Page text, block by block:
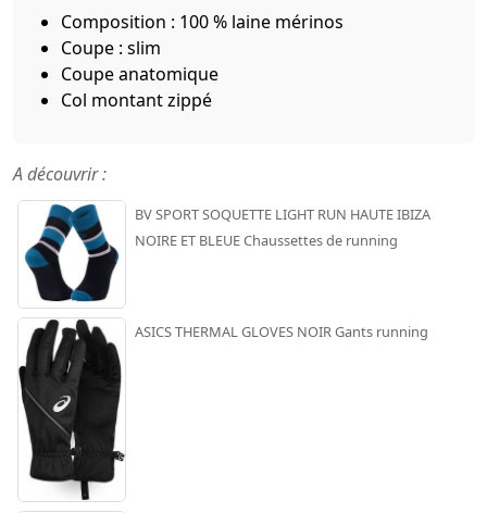
Composition : 100 % laine mérinos
Coupe : slim
Coupe anatomique
Col montant zippé
A découvrir :
BV SPORT SOQUETTE LIGHT RUN HAUTE IBIZA
NOIRE ET BLEUE Chaussettes de running
ASICS THERMAL GLOVES NOIR Gants running